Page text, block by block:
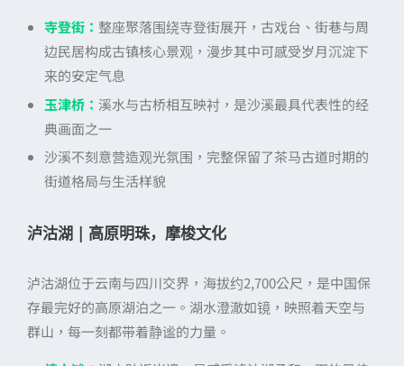
寺登街： 整座聚落围绕寺登街展开，古戏台、街巷与周
边民居构成古镇核心景观，漫步其中可感受岁月沉淀下
来的安定气息
玉津桥： 溪水与古桥相互映衬，是沙溪最具代表性的经
典画面之一
沙溪不刻意营造观光氛围，完整保留了茶马古道时期的
街道格局与生活样貌
泸沽湖 | 高原明珠，摩梭文化
泸沽湖位于云南与四川交界，海拔约2,700公尺，是中国保
存最完好的高原湖泊之一。湖水澄澈如镜，映照着天空与
群山，每一刻都带着静谧的力量。